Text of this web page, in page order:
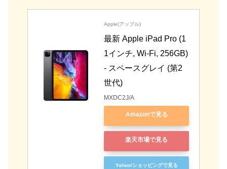
Apple(アップル)
最新 Apple iPad Pro (1
1インチ, Wi-Fi, 256GB)
- スペースグレイ (第2
世代)
MXDC2J/A
Amazonで見る
楽天市場で見る
Yahoo!ショッピングで見る